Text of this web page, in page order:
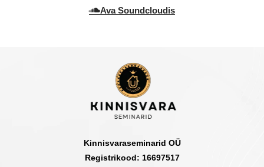
Ava Soundcloudis
Kinnisvaraseminarid OÜ
Registrikood: 16697517